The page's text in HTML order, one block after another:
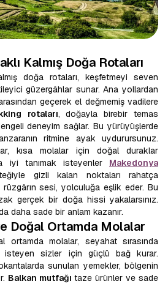
Kalmış Doğa Rotaları
doğa rotaları, keşfetmeyi seven
güzergâhlar sunar. Ana yollardan
geçerek el değmemiş vadilere
rotaları, doğayla birebir temas
deneyim sağlar. Bu yürüyüşlerde
ritmine ayak uydurursunuz.
kısa molalar için doğal duraklar
iyi tanımak isteyenler Makedonya
gizli kalan noktaları rahatça
sesi, yolculuğa eşlik eder. Bu
gerçek bir doğa hissi yakalarsınız.
daha sade bir anlam kazanır.
Doğal Ortamda Molalar
ortamda molalar, seyahat sırasında
isteyen sizler için güçlü bağ kurar.
sunulan yemekler, bölgenin
Balkan mutfağı taze ürünler ve sade